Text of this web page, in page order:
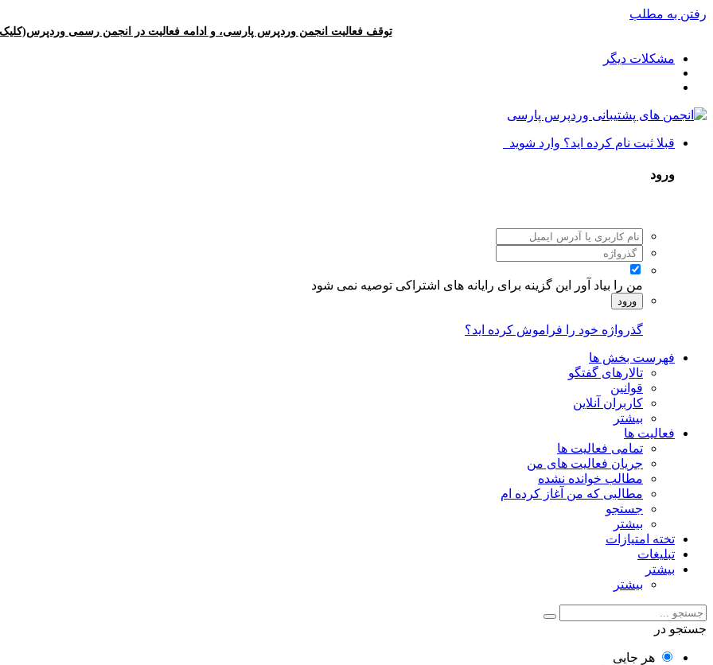
رفتن به مطلب
توقف فعالیت انجمن وردپرس پارسی، و ادامه فعالیت در انجمن رسمی وردپرس(کلیک
مشکلات دیگر
قبلا ثبت نام کرده اید؟ وارد شوید
ورود
من را بیاد آور این گزینه برای رایانه های اشتراکی توصیه نمی شود
ورود
گذرواژه خود را فراموش کرده اید؟
فهرست بخش ها
تالارهای گفتگو
قوانین
کاربران آنلاین
بیشتر
فعالیت ها
تمامی فعالیت ها
جریان فعالیت های من
مطالب خوانده نشده
مطالبی که من آغاز کرده ام
جستجو
بیشتر
تخته امتیازات
تبلیغات
بیشتر
بیشتر
جستجو در
هر جایی